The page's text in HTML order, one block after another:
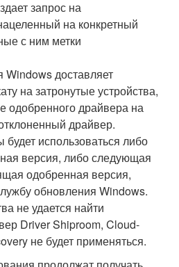
запрос на
на конкретный
с ним метки
доставляет
на затронутые устройства,
одобренного драйвера на
драйвер.
будет использоваться либо
версия, либо следующая
одобренная версия,
обновления Windows.
не удается найти
Driver Shiproom, Cloud-
не будет применяться.